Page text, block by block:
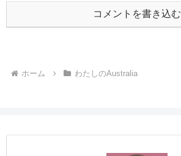
コメントを書き込む
ホーム わたしのAustralia